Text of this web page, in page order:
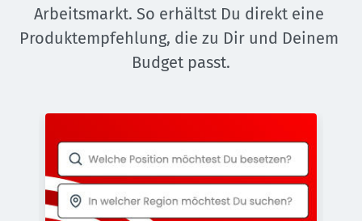
Arbeitsmarkt. So erhältst Du direkt eine
Produktempfehlung, die zu Dir und Deinem
Budget passt.